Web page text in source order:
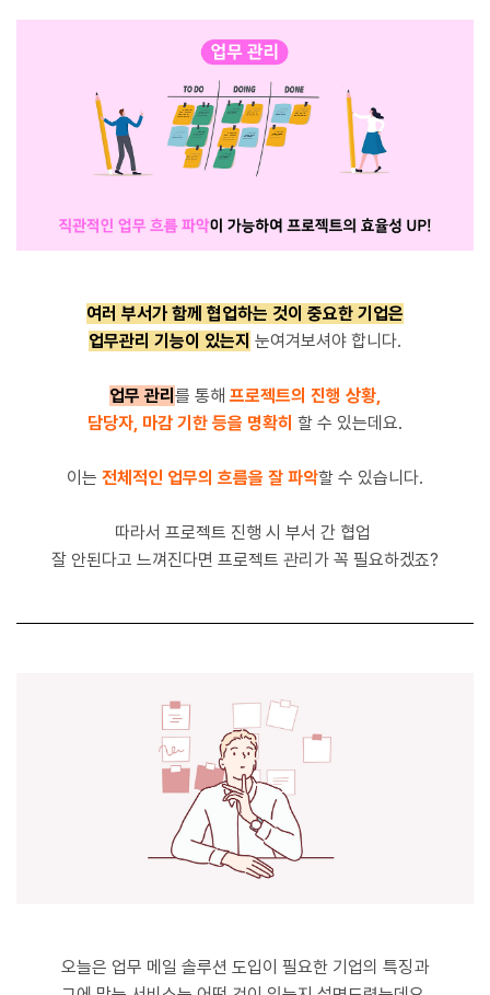
여러 부서가 함께 협업하는 것이 중요한 기업은
업무관리 기능이 있는지 눈여겨보셔야 합니다.
업무 관리 를 통해 프로젝트의 진행 상황,
담당자, 마감 기한 등을 명확히 할 수 있는데요.
이는 전체적인 업무의 흐름을 잘 파악할 수 있습니다.
따라서 프로젝트 진행 시 부서 간 협업
잘 안된다고 느껴진다면 프로젝트 관리가 꼭 필요하겠죠?
오늘은 업무 메일 솔루션 도입이 필요한 기업의 특징과